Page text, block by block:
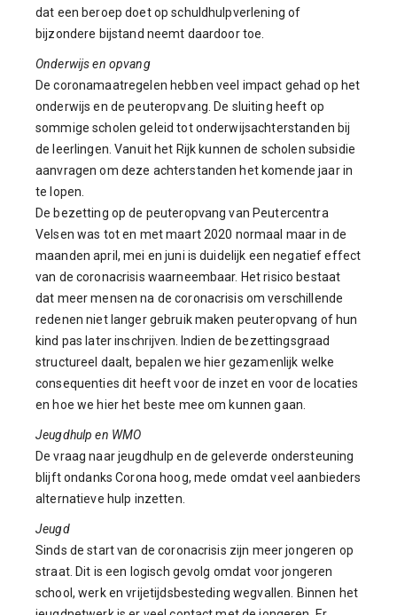
dat een beroep doet op schuldhulpverlening of
bijzondere bijstand neemt daardoor toe.
Onderwijs en opvang
De coronamaatregelen hebben veel impact gehad op het
onderwijs en de peuteropvang. De sluiting heeft op
sommige scholen geleid tot onderwijsachterstanden bij
de leerlingen. Vanuit het Rijk kunnen de scholen subsidie
aanvragen om deze achterstanden het komende jaar in
te lopen.
De bezetting op de peuteropvang van Peutercentra
Velsen was tot en met maart 2020 normaal maar in de
maanden april, mei en juni is duidelijk een negatief effect
van de coronacrisis waarneembaar. Het risico bestaat
dat meer mensen na de coronacrisis om verschillende
redenen niet langer gebruik maken peuteropvang of hun
kind pas later inschrijven. Indien de bezettingsgraad
structureel daalt, bepalen we hier gezamenlijk welke
consequenties dit heeft voor de inzet en voor de locaties
en hoe we hier het beste mee om kunnen gaan.
Jeugdhulp en WMO
De vraag naar jeugdhulp en de geleverde ondersteuning
blijft ondanks Corona hoog, mede omdat veel aanbieders
alternatieve hulp inzetten.
Jeugd
Sinds de start van de coronacrisis zijn meer jongeren op
straat. Dit is een logisch gevolg omdat voor jongeren
school, werk en vrijetijdsbesteding wegvallen. Binnen het